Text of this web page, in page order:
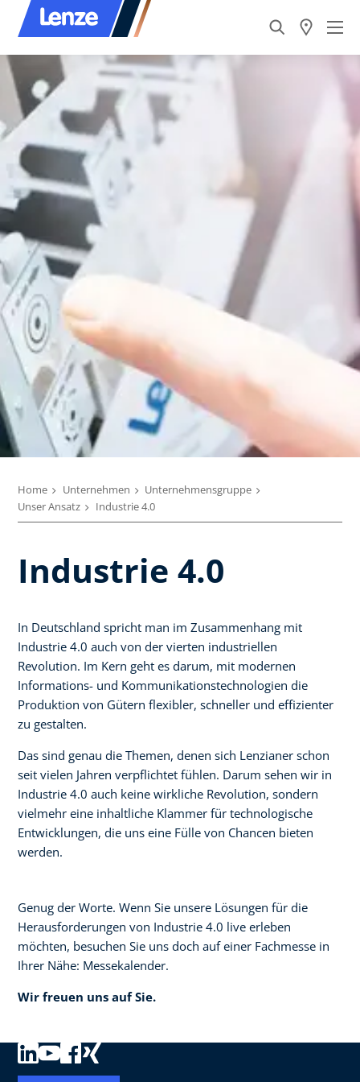
Home Unternehmen
Unternehmensgruppe
Unser Ansatz
Industrie 4.0
Industrie 4.0
In Deutschland spricht man im Zusammenhang mit
Industrie 4.0 auch von der vierten industriellen
Revolution. Im Kern geht es darum, mit modernen
Informations- und Kommunikationstechnologien die
Produktion von Gütern flexibler, schneller und effizienter
zu gestalten.
Das sind genau die Themen, denen sich Lenzianer schon
seit vielen Jahren verpflichtet fühlen. Darum sehen wir in
Industrie 4.0 auch keine wirkliche Revolution, sondern
vielmehr eine inhaltliche Klammer für technologische
Entwicklungen, die uns eine Fülle von Chancen bieten
werden.
Genug der Worte. Wenn Sie unsere Lösungen für die
Herausforderungen von Industrie 4.0 live erleben
möchten, besuchen Sie uns doch auf einer Fachmesse in
Ihrer Nähe: Messekalender.
Wir freuen uns auf Sie.